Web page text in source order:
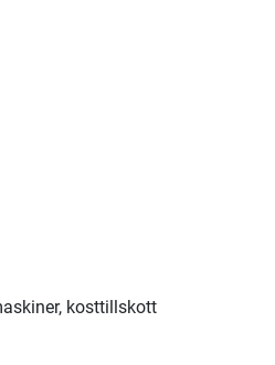
kosttillskott